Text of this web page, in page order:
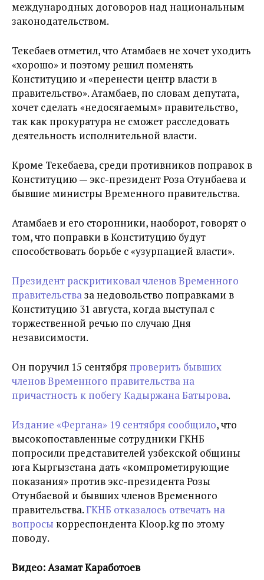
международных договоров над национальным
законодательством.
Текебаев отметил, что Атамбаев не хочет уходить
«хорошо» и поэтому решил поменять
Конституцию и «перенести центр власти в
правительство». Атамбаев, по словам депутата,
хочет сделать «недосягаемым» правительство,
так как прокуратура не сможет расследовать
деятельность исполнительной власти.
Кроме Текебаева, среди противников поправок в
Конституцию — экс-президент Роза Отунбаева и
бывшие министры Временного правительства.
Атамбаев и его сторонники, наоборот, говорят о
том, что поправки в Конституцию будут
способствовать борьбе с «узурпацией власти».
Президент раскритиковал членов Временного
правительства за недовольство поправками в
Конституцию 31 августа, когда выступал с
торжественной речью по случаю Дня
независимости.
Он поручил 15 сентября проверить бывших
членов Временного правительства на
причастность к побегу Кадыржана Батырова.
Издание «Фергана» 19 сентября сообщило, что
высокопоставленные сотрудники ГКНБ
попросили представителей узбекской общины
юга Кыргызстана дать «компрометирующие
показания» против экс-президента Розы
Отунбаевой и бывших членов Временного
правительства.ГКНБ отказалось отвечать на
вопросы корреспондента Kloop.kg по этому
поводу.
Видео: Азамат Каработоев